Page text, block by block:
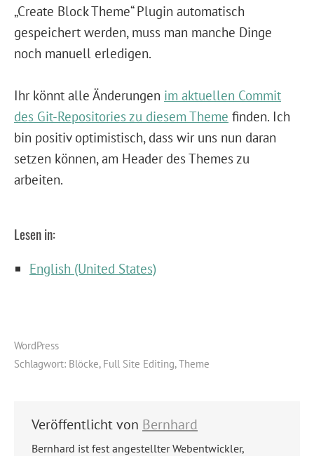
„Create Block Theme“ Plugin automatisch
gespeichert werden, muss man manche Dinge
noch manuell erledigen.
Ihr könnt alle Änderungen im aktuellen Commit
des Git-Repositories zu diesem Theme finden. Ich
bin positiv optimistisch, dass wir uns nun daran
setzen können, am Header des Themes zu
arbeiten.
Lesen in:
English (United States)
WordPress
Schlagwort: Blöcke, Full Site Editing,Theme
Veröffentlicht von Bernhard
Bernhard ist fest angestellter Webentwickler,